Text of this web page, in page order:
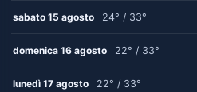
sabato 15 agosto 24° / 33°
domenica 16 agosto 22° / 33°
lunedì 17 agosto 22° / 33°